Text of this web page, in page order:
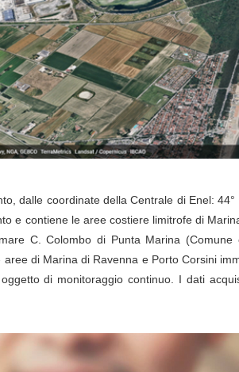
dalle coordinate della Centrale di Enel: 44°
e contiene le aree costiere limitrofe di
C. Colombo di Punta Marina
di Marina di Ravenna e Porto Corsini
di monitoraggio continuo. I dati